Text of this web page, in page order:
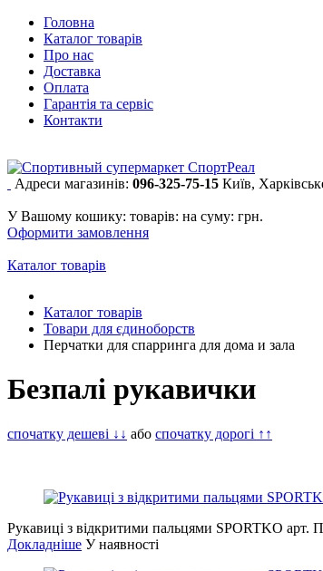
Головна
Каталог товарів
Про нас
Доставка
Оплата
Гарантія та сервіс
Контакти
Адреси магазинів: 096-325-75-15 Київ,
У Вашому кошику: товарів: на суму: грн.
Оформити замовлення
Каталог товарів
Каталог товарів
Товари для єдиноборств
Перчатки для спарринга для дома и зала
Безпалі рукавички
спочатку дешеві ↓↓ або спочатку дорогі ↑↑
Рукавиці з відкритими пальцями SPORTKO арт.
Докладніше У наявності